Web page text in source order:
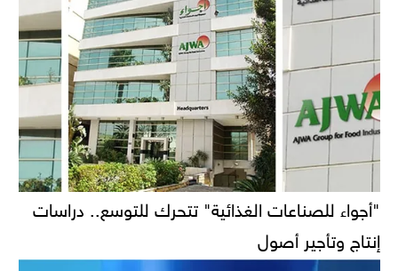
"أجواء للصناعات الغذائية" تتحرك للتوسع.. دراسات
إنتاج وتأجير أصول